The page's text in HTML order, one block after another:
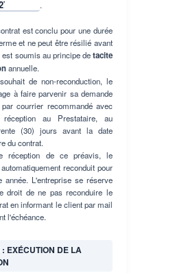
.
est conclu pour une durée
et ne peut être résilié avant
soumis au principe detacite
annuelle.
de non-reconduction, le
à faire parvenir sa demande
par courrier recommandé avec
au Prestataire, au
(30) jours avant la date
du contrat.
réception de ce préavis, le
reconduit pour
année. L'entreprise se réserve
droit de ne pas reconduire le
en informant le client par mail
l'échéance.
EXÉCUTION DE LA